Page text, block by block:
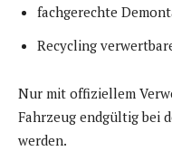
fachgerechte
Recycling
Nur mit offiziellem
Fahrzeug endgültig bei
werden.